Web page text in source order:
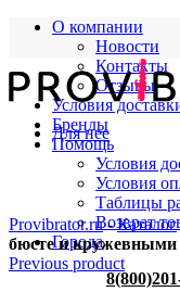
О компании
Новости
Контакты
Отзывы
Условия
Бренды
Помощь
Условия
Условия
Таблицы
Возврат
Города
Для нее
Provibrator.ru-Каталог
бюсте и кружевными
Previous product